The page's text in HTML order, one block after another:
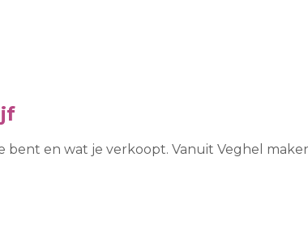
bent en wat je verkoopt. Vanuit Veghel